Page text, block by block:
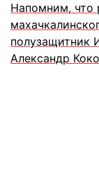
Напомним, что
полузащитник
Александр